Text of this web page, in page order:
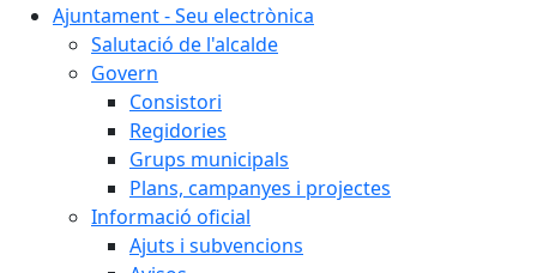
Ajuntament - Seu electrònica
Salutació de l'alcalde
Govern
Consistori
Regidories
Grups municipals
Plans, campanyes i projectes
Informació oficial
Ajuts i subvencions